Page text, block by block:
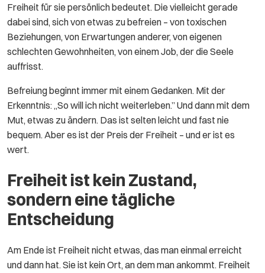
Freiheit für sie persönlich bedeutet. Die vielleicht gerade
dabei sind, sich von etwas zu befreien – von toxischen
Beziehungen, von Erwartungen anderer, von eigenen
schlechten Gewohnheiten, von einem Job, der die Seele
auffrisst.
Befreiung beginnt immer mit einem Gedanken. Mit der
Erkenntnis: „So will ich nicht weiterleben.” Und dann mit dem
Mut, etwas zu ändern. Das ist selten leicht und fast nie
bequem. Aber es ist der Preis der Freiheit – und er ist es
wert.
Freiheit ist kein Zustand,
sondern eine tägliche
Entscheidung
Am Ende ist Freiheit nicht etwas, das man einmal erreicht
und dann hat. Sie ist kein Ort, an dem man ankommt. Freiheit